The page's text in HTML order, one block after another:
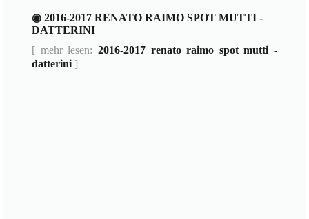
◉ 2016-2017 RENATO RAIMO SPOT MUTTI -
DATTERINI
[ mehr lesen: 2016-2017 renato raimo spot mutti -
datterini ]